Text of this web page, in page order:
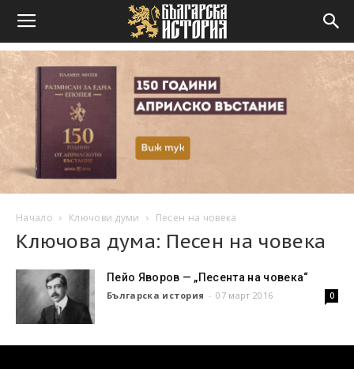
Начало Ключови думи Песен на човека
Ключова дума: Песен на човека
Пейо Яворов — „Песента на човека“
Българска история - 07 март 2016 0